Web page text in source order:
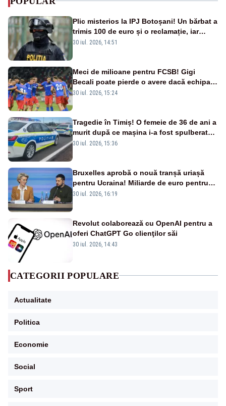
Plic misterios la IPJ Botoșani! Un bărbat a
trimis 100 de euro și o reclamație, iar
procurorii au intrat pe fir
30 iul. 2026, 14:51
Meci de milioane pentru FCSB! Gigi
Becali poate pierde o avere dacă echipa
este eliminată de FK Auda
30 iul. 2026, 15:24
Tragedie în Timiș! O femeie de 36 de ani a
murit după ce mașina i-a fost spulberată
de tren
30 iul. 2026, 15:36
Bruxelles aprobă o nouă tranșă uriașă
pentru Ucraina! Miliarde de euro pentru
armament și apărare
30 iul. 2026, 16:19
Revolut colaborează cu OpenAI pentru a
oferi ChatGPT Go clienţilor săi
30 iul. 2026, 14:43
CATEGORII POPULARE
Actualitate
Politica
Economie
Social
Sport